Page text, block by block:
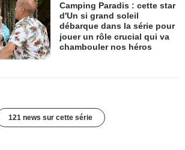
Camping Paradis : cette star
d'Un si grand soleil
débarque dans la série pour
jouer un rôle crucial qui va
chambouler nos héros
121 news sur cette série